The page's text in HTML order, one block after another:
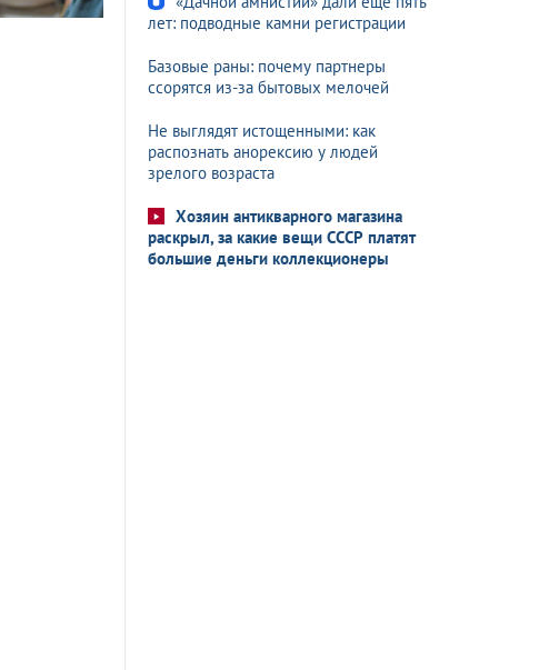
лет: подводные камни регистрации
Базовые раны: почему партнеры
ссорятся из-за бытовых мелочей
Не выглядят истощенными: как
распознать анорексию у людей
зрелого возраста
Хозяин антикварного магазина
раскрыл, за какие вещи СССР платят
большие деньги коллекционеры